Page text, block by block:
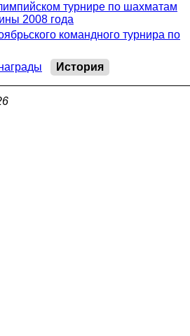
турнире по шахматам
2008 года
командного турнира по
История